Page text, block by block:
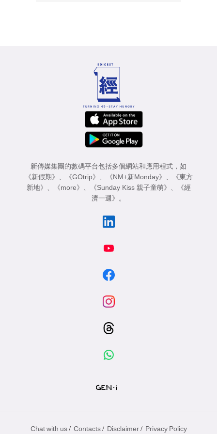
新傳媒集團的數碼平台包括多個網站和應用程式，如
《新假期》
《GOtrip》 《NM+新Monday》
《東方
新地》
《more》 《Sunday Kiss 親子童萌》
《經
濟一週》
。
Chat with us / Contacts / Disclaimer / Privacy Policy